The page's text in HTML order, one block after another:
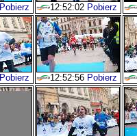
Pobierz 12:52:02 Pobierz
Pobierz 12:52:56 Pobierz